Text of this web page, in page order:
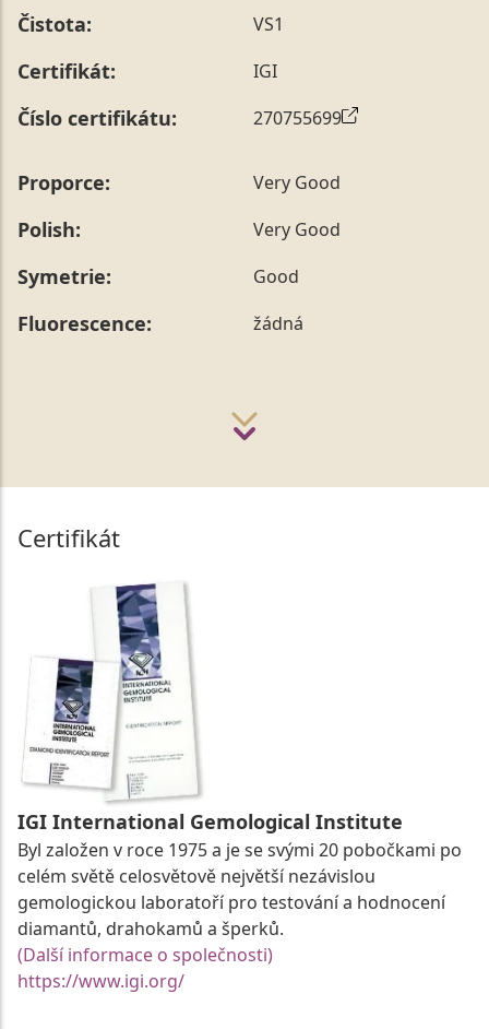
Čistota: VS1
Certifikát: IGI
Číslo certifikátu: 270755699
Proporce: Very Good
Polish: Very Good
Symetrie: Good
Fluorescence: žádná
Certifikát
IGI International Gemological Institute
Byl založen v roce 1975 a je se svými 20 pobočkami po
celém světě celosvětově největší nezávislou
gemologickou laboratoří pro testování a hodnocení
diamantů, drahokamů a šperků.
(Další informace o společnosti)
https://www.igi.org/